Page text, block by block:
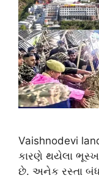
Vaishnodevi
કારણે થયેલા
છે. અનેક રસ્તા